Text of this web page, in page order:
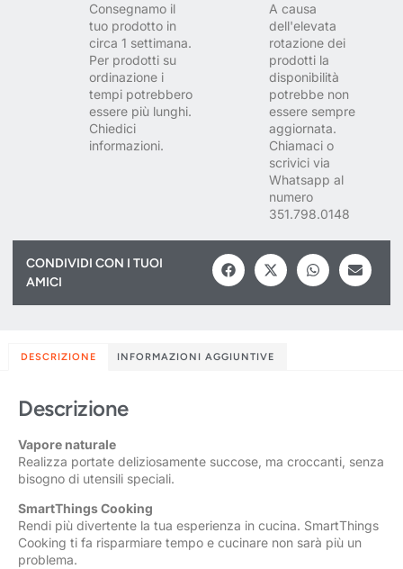
Consegnamo il
tuo prodotto in
circa 1 settimana.
Per prodotti su
ordinazione i
tempi potrebbero
essere più lunghi.
Chiedici
informazioni.
A causa
dell'elevata
rotazione dei
prodotti la
disponibilità
potrebbe non
essere sempre
aggiornata.
Chiamaci o
scrivici via
Whatsapp al
numero
351.798.0148
CONDIVIDI CON I TUOI
AMICI
DESCRIZIONE INFORMAZIONI AGGIUNTIVE
Descrizione
Vapore naturale
Realizza portate deliziosamente succose, ma croccanti, senza
bisogno di utensili speciali.
SmartThings Cooking
Rendi più divertente la tua esperienza in cucina. SmartThings
Cooking ti fa risparmiare tempo e cucinare non sarà più un
problema.